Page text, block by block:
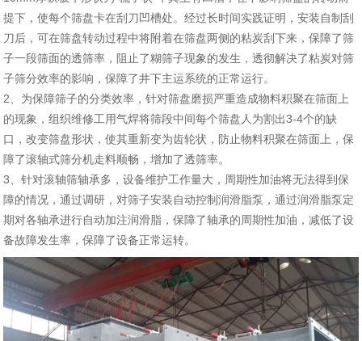
提下，使每个筛盘卡在刮刀凹槽处。经过长时间实践证明，安装自制刮
刀后，可在筛盘转动过程中将附着在筛盘两侧的粘炭刮下来，保障了筛
子一段筛面的透筛率，阻止了糊筛子现象的发生，透彻解决了粘炭对筛
子筛分效率的影响，保障了井下主运系统的正常运行。
2、为保障筛子的分类效率，针对筛盘磨损严重造成物料积聚在筛面上
的现象，组织维修工用气焊将筛段中间每个筛盘人为割出3-4个的缺
口，改变筛盘形状，使其重新变为齿轮状，防止物料积聚在筛面上，保
障了滚轴式筛分机走料顺畅，增加了透筛率。
3、针对滚轴筛轴承多，设备维护工作量大，周期性加油将无法得到保
障的情况，通过调研，对筛子安装自动控制润滑脂泵，通过润滑脂泵定
期对各轴承进行自动加注润滑脂，保障了轴承的周期性加油，减低了设
备故障发生率，保障了设备正常运转。